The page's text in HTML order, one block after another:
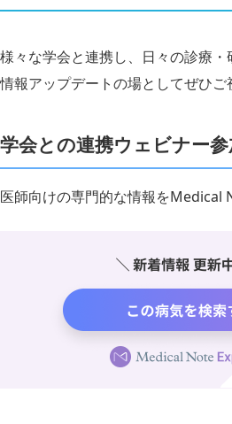
様々な学会と連携し、日々の診療
情報アップデートの場としてぜひご
学会との連携ウェビナー参
医師向けの専門的な情報をMedical